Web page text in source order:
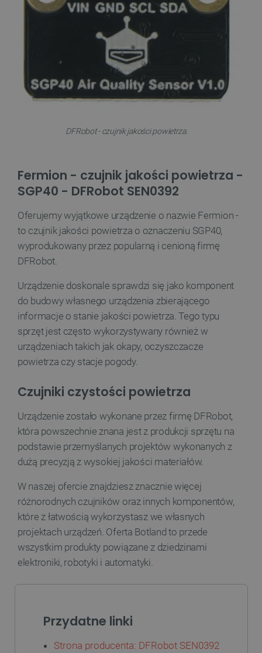
DFRobot - czujnik jakości powietrza.
Fermion - czujnik jakości powietrza -
SGP40 - DFRobot SEN0392
Oferujemy wyjątkowe urządzenie o nazwie Fermion -
to czujnik jakości powietrza o oznaczeniu SGP40,
wyprodukowany przez popularną i cenioną firmę
DFRobot.
Urządzenie doskonale sprawdzi się jako komponent
do budowy własnego urządzenia zbierającego
informacje o stanie jakości powietrza. Tego typu
sprzęt jest często wykorzystywany również w
urządzeniach takich jak okapy, oczyszczacze
powietrza czy stacje pogody.
Czujniki czystości powietrza
Urządzenie zostało wykonane przez firmę DFRobot,
która powszechnie znana jest z produkcji sprzętu na
podstawie przemyślanych projektów wykonanych z
dużą precyzją z wysokiej jakości materiałów.
W naszej ofercie znajdziesz znacznie więcej
różnorodnych czujników oraz innych komponentów,
które z łatwością wykorzystasz we własnych
projektach urządzeń. Oferta Botland to przede
wszystkim produkty powiązane z dziedzinami
elektroniki, robotyki i automatyki.
Przydatne linki
Strona producenta: DFRobot SEN0392
VISITOR_PRIVACY_METADATA
YouTube
.youtube.com
__cf_bm
__cf_bm
Cloudflare Inc.
PHPSESSID
PHP.net